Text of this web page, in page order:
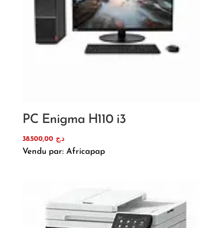
PC Enigma H110 i3
د.ج 38.500,00
Vendu par: Africapap